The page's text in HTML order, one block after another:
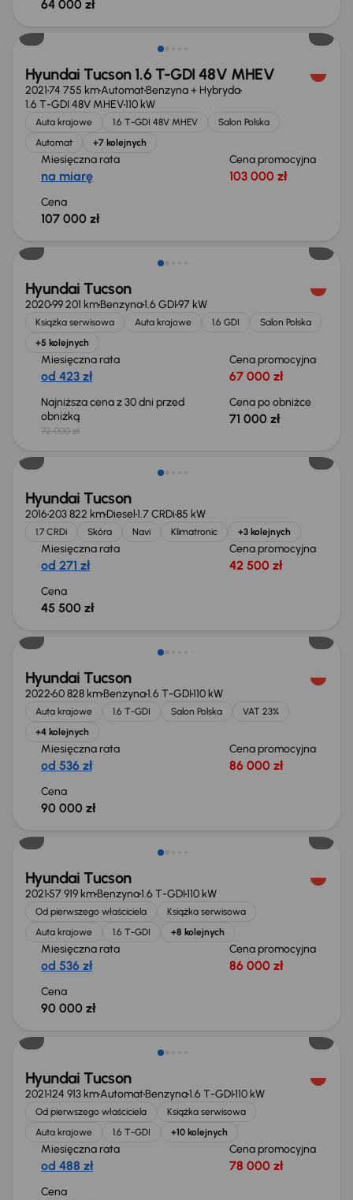
64 000 zł
Świeżo skupione
Hyundai Tucson 1.6 T-GDI 48V MHEV
202174 755 kmAutomatBenzyna + Hybryda
1.6 T-GDI 48V MHEV110 kW
Auta krajowe 1.6 T-GDI 48V MHEV
Salon Polska
Automat
+7 kolejnych
Miesięczna rata
na miarę
Cena promocyjna
103 000 zł
Cena
107 000 zł
Hyundai Tucson
202099 201 kmBenzyna1.6 GDI97 kW
Książka serwisowa Auta krajowe 1.6 GDI
Salon Polska
+5 kolejnych
Miesięczna rata
od 423 zł
Cena promocyjna
67 000 zł
Najniższa cena z 30 dni przed
obniżką
72 000 zł
Cena po obniżce
71 000 zł
Hyundai Tucson
2016203 822 kmDiesel1.7 CRDi85 kW
1.7 CRDi Skóra Navi Klimatronic +3 kolejnych
Miesięczna rata
od 271 zł
Cena promocyjna
42 500 zł
Cena
45 500 zł
Możliwość odliczenia VAT
Hyundai Tucson
202260 828 kmBenzyna1.6 T-GDI110 kW
Auta krajowe 1.6 T-GDI Salon Polska
VAT 23%
+4 kolejnych
Miesięczna rata
od 536 zł
Cena promocyjna
86 000 zł
Cena
90 000 zł
Hyundai Tucson
202157 919 kmBenzyna1.6 T-GDI110 kW
Od pierwszego właściciela
Książka serwisowa
Auta krajowe
1.6 T-GDI +8 kolejnych
Miesięczna rata
od 536 zł
Cena promocyjna
86 000 zł
Cena
90 000 zł
Hyundai Tucson
2021124 913 kmAutomatBenzyna1.6 T-GDI110 kW
Od pierwszego właściciela
Książka serwisowa
Auta krajowe
1.6 T-GDI +10 kolejnych
Miesięczna rata
od 488 zł
Cena promocyjna
78 000 zł
Cena